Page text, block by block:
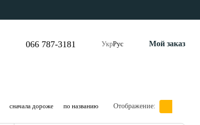
066 787-3181 УкрРус Мой заказ
сначала дороже по названию Отображение: